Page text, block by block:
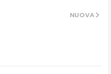
NUOVA